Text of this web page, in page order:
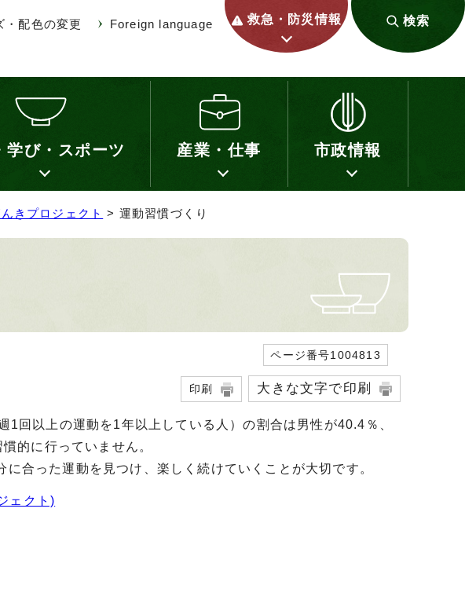
・配色の変更 Foreign language 救急・防災情報 検索
学び・スポーツ 産業・仕事 市政情報
きプロジェクト > 運動習慣づくり
ページ番号1004813
印刷 大きな文字で印刷
回以上の運動を1年以上している人）の割合は男性が40.4％、
的に行っていません。
合った運動を見つけ、楽しく続けていくことが大切です。
ェクト)